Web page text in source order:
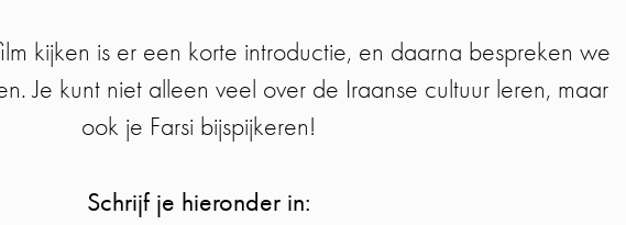
kijken is er een korte introductie, en daarna bespreken we
Je kunt niet alleen veel over de Iraanse cultuur leren, maar
ook je Farsi bijspijkeren!
Schrijf je hieronder in: